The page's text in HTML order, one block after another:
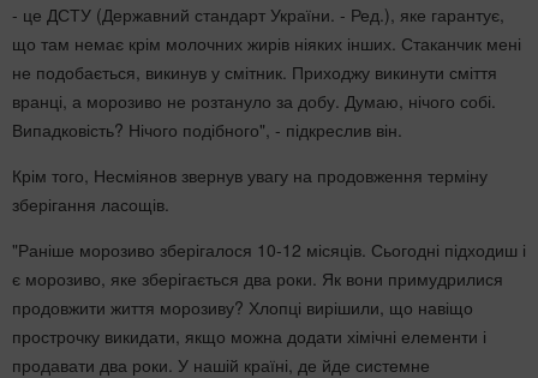
- це ДСТУ (Державний стандарт України. - Ред.), яке гарантує,
що там немає крім молочних жирів ніяких інших. Стаканчик мені
не подобається, викинув у смітник. Приходжу викинути сміття
вранці, а морозиво не розтануло за добу. Думаю, нічого собі.
Випадковість? Нічого подібного", - підкреслив він.
Крім того, Несміянов звернув увагу на продовження терміну
зберігання ласощів.
"Раніше морозиво зберігалося 10-12 місяців. Сьогодні підходиш і
є морозиво, яке зберігається два роки. Як вони примудрилися
продовжити життя морозиву? Хлопці вирішили, що навіщо
прострочку викидати, якщо можна додати хімічні елементи і
продавати два роки. У нашій країні, де йде системне